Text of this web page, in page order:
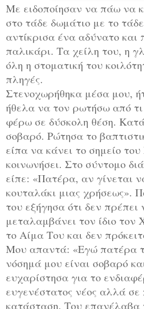
Με ειδοποίησαν να πάω να
στο τάδε δωμάτιο με το
αντίκρισα ένα αδύνατο
παλικάρι. Τα χείλη του, η
όλη η στοματική του
πληγές.
Στενοχωρήθηκα μέσα μου,
ήθελα να τον ρωτήσω από
φέρω σε δύσκολη θέση.
σοβαρό. Ρώτησα το
είπα να κάνει το σημείο
κοινωνήσει. Στο σύντομο
είπε: «Πατέρα, αν γίνεται
κουταλάκι μιας χρήσεως».
του εξήγησα ότι δεν πρέπει
μεταλαμβάνει τον ίδιο
το Αίμα Του και δεν
Μου απαντά: «Εγώ πατέρα
νόσημά μου είναι σοβαρό
ευχαρίστησα για το
ευγενέστατος νέος αλλά
κατάσταση. Του επανέλαβα